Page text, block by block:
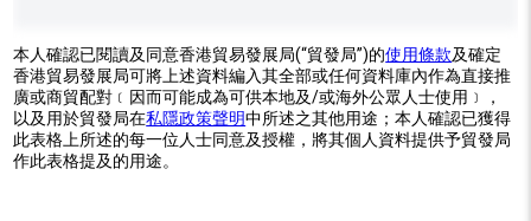
本人確認已閱讀及同意香港貿易發展局(“貿發局”)的使用條款及確定
香港貿易發展局可將上述資料編入其全部或任何資料庫內作為直接推
廣或商貿配對﹝因而可能成為可供本地及/或海外公眾人士使用﹞，
以及用於貿發局在私隱政策聲明中所述之其他用途；本人確認已獲得
此表格上所述的每一位人士同意及授權，將其個人資料提供予貿發局
作此表格提及的用途。